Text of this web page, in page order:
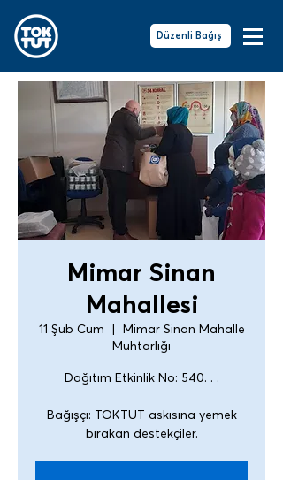
Düzenli Bağış
Mimar Sinan
Mahallesi
11 Şub Cum
Mimar Sinan Mahalle
Muhtarlığı
Dağıtım Etkinlik No: 540. . .
Bağışçı: TOKTUT askısına yemek